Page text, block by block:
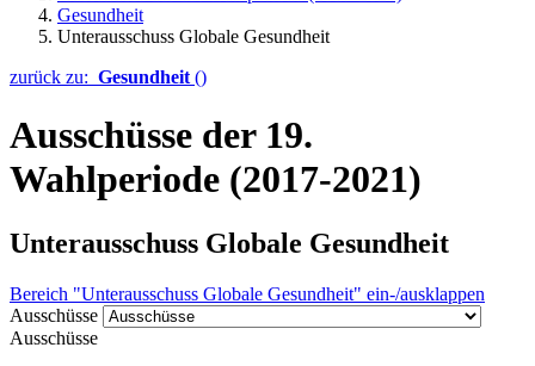
Gesundheit
Unterausschuss Globale Gesundheit
zurück zu: Gesundheit ()
Ausschüsse der 19.
Wahlperiode (2017-2021)
Unterausschuss Globale Gesundheit
Bereich "Unterausschuss Globale Gesundheit" ein-/ausklappen
Ausschüsse
Ausschüsse